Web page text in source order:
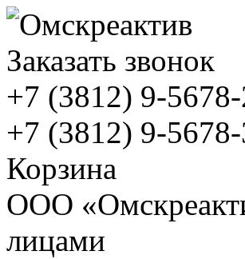
Заказать звонок
+7 (3812) 9-
+7 (3812) 9-
Корзина
ООО
лицами